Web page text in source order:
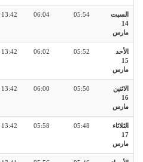
السبت
14
مارس
05:54
06:04
13:42
الأحد
15
مارس
05:52
06:02
13:42
الاثنين
16
مارس
05:50
06:00
13:42
الثلاثاء
17
مارس
05:48
05:58
13:42